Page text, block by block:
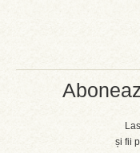
și fii